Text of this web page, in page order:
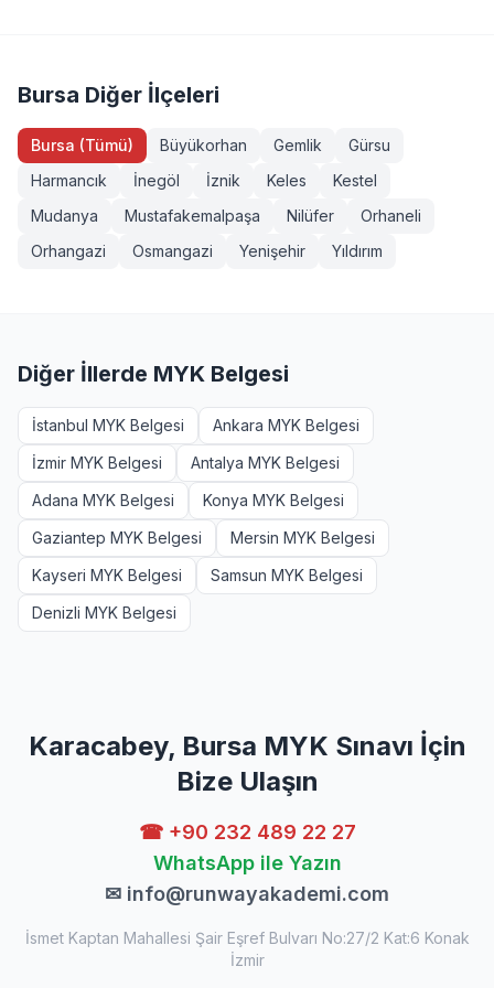
sınavlarımız MYK onaylı ve TÜRKAK akreditasyonludur.
isteyenler +90 232 489 22 27 numarasından detaylı bilgi
Bursa Diğer İlçeleri
Bursa (Tümü) Büyükorhan Gemlik
Gürsu
Harmancık
İnegöl İznik Keles
Kestel
Mudanya
Mustafakemalpaşa Nilüfer
Orhaneli
Orhangazi
Osmangazi Yenişehir Yıldırım
Diğer İllerde MYK Belgesi
İstanbul MYK Belgesi
Ankara MYK Belgesi
İzmir MYK Belgesi
Antalya MYK Belgesi
Adana MYK Belgesi
Konya MYK Belgesi
Gaziantep MYK Belgesi
Mersin MYK Belgesi
Kayseri MYK Belgesi
Samsun MYK Belgesi
Denizli MYK Belgesi
Karacabey, Bursa MYK Sınavı İçin
Bize Ulaşın
☎ +90 232 489 22 27
WhatsApp ile Yazın
✉ info@runwayakademi.com
İsmet Kaptan Mahallesi Şair Eşref Bulvarı No:27/2 Kat:6 Konak
İzmir